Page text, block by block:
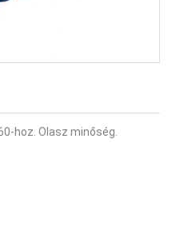
hoz. Olasz minőség.